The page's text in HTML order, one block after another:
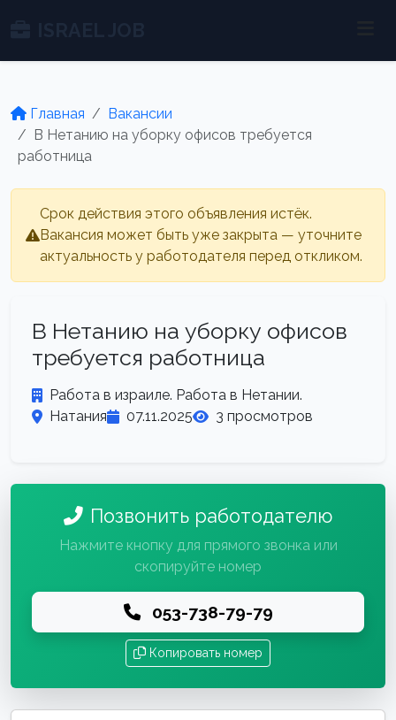
Главная
Вакансии
В Нетанию на уборку офисов требуется
работница
Срок действия этого объявления истёк.
Вакансия может быть уже закрыта — уточните
актуальность у работодателя перед откликом.
В Нетанию на уборку офисов
требуется работница
Работа в израиле. Работа в Нетании.
Натания
07.11.2025 3 просмотров
Позвонить работодателю
Нажмите кнопку для прямого звонка или
скопируйте номер
053-738-79-79
Копировать номер